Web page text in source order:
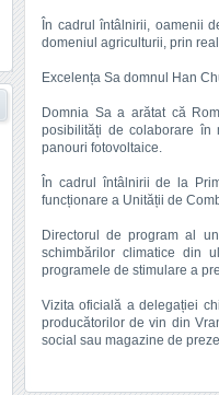
În cadrul întâlnirii, oamenii
domeniul agriculturii, prin
Excelența Sa domnul Han
Domnia Sa a arătat că
posibilități de colaborare în
panouri fotovoltaice.
În cadrul întâlnirii de la
funcționare a Unității de
Directorul de program al
schimbărilor climatice din
programele de stimulare a
Vizita oficială a delegației
producătorilor de vin din
social sau magazine de